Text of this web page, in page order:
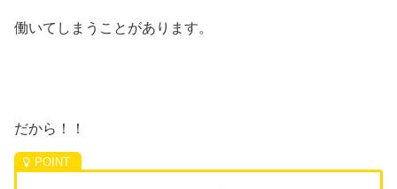
働いてしまうことがあります。
だから！！